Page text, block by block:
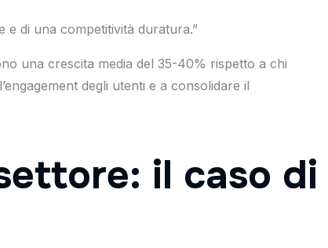
di una competitività duratura.”
una crescita media del 35-40% rispetto a chi
degli utenti e a consolidare il
il caso di